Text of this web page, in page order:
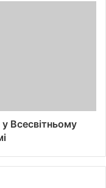
Всесвітньому